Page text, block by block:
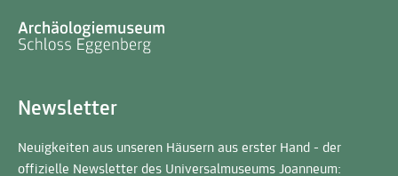
Newsletter
Neuigkeiten aus unseren Häusern aus erster Hand - der
offizielle Newsletter des Universalmuseums Joanneum: